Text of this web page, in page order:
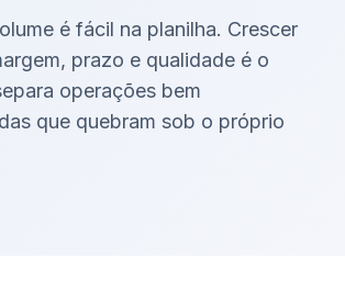
é fácil na planilha. Crescer
prazo e qualidade é o
operações bem
que quebram sob o próprio